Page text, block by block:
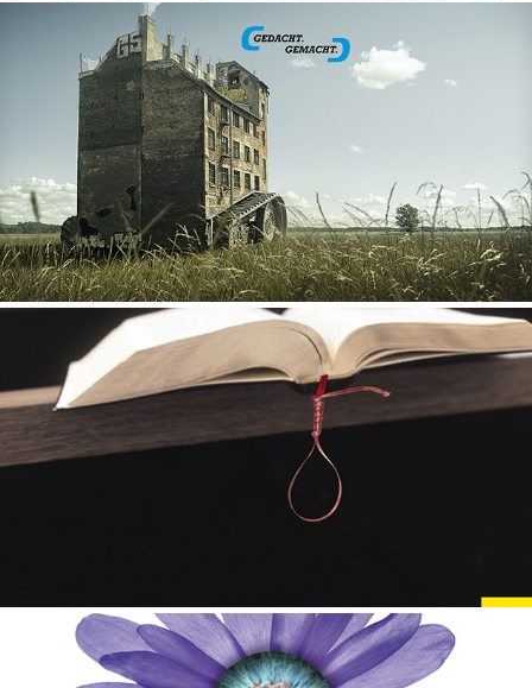
CONRAD ELECTRONICS
AMNESTY INTERNATIONAL